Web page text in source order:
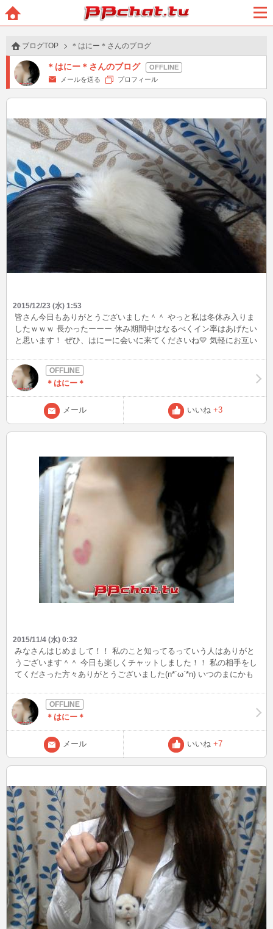
BBchatTV
ブログTOP ＊はにー＊さんのブログ
＊はにー＊さんのブログ
メールを送る プロフィール
2015/12/23 (水) 1:53
皆さん今日もありがとうございました＾＾ やっと私は冬休み入りま
したｗｗｗ 長かったーーー 休み期間中はなるべくイン率はあげたい
と思います！ ぜひ、はにーに会いに来てくださいね💛 気軽にお互い
ッ!! そういえばこの前もこもこの耳当て買ったのであげておきます
ｗ 友達にはわんこだって笑われましたｗ
＊はにー＊
メール いいね +3
2015/11/4 (水) 0:32
みなさんはじめまして！！ 私のこと知ってるっていう人はありがと
うございます＾＾ 今日も楽しくチャットしました！！ 私の相手をし
てくださった方々ありがとうございました(n*´ω`*n) いつのまにかも
くぬくしてくださいね！！ ん？前もそんなこと言ってた？？？
………きっと気のせいですからね💦 そんなことはどうでもいいので
すｗｗｗ 今週の土曜日はちょこっと夜に飲み会をしてくるのでイン
できないとおもいます(´;ω;｀) 日曜日はインできるよう頑張りますね
っ あとあと！私にメールを送ってくださった方々ありがとうござい
ました！ もしチャットしてみようかなって思ったら気軽にメールで
待ち合わせしたいといってくださいね＾＾ 基本１０時以降であれば
土日でお願いしますｗ要求多くてすいません💛 みなさんにお願いな
のですが、 私は基本顔・下半身はカメラの都合上お見せすることは
できませんのでごりょうしょうください🙇 あくまでも、顔・下半身
はですよ？ｗ 基本平日・休日ともに夜にいることが多いと思いま
す！ 見かけたらぜひ「はにー！」って声をかけてくれるとうれしい
です💛 ではでは！今日たくさんお話しをしてくださった方々ありが
とうございました(*'ω'*) 次回お会いできる方々楽しみにしてます
っ！！
＊はにー＊
メール いいね +7